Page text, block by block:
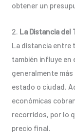
obtener un
2. La Distancia del
La distancia entre
también influye en
generalmente
estado o ciudad.
económicas
recorridos, por lo
precio final.